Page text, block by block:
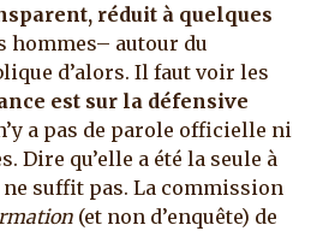
réduit à quelques
hommes– autour du
d’alors. Il faut voir les
est sur la défensive
a pas de parole officielle ni
qu’elle a été la seule à
suffit pas. La commission
(et non d’enquête) de